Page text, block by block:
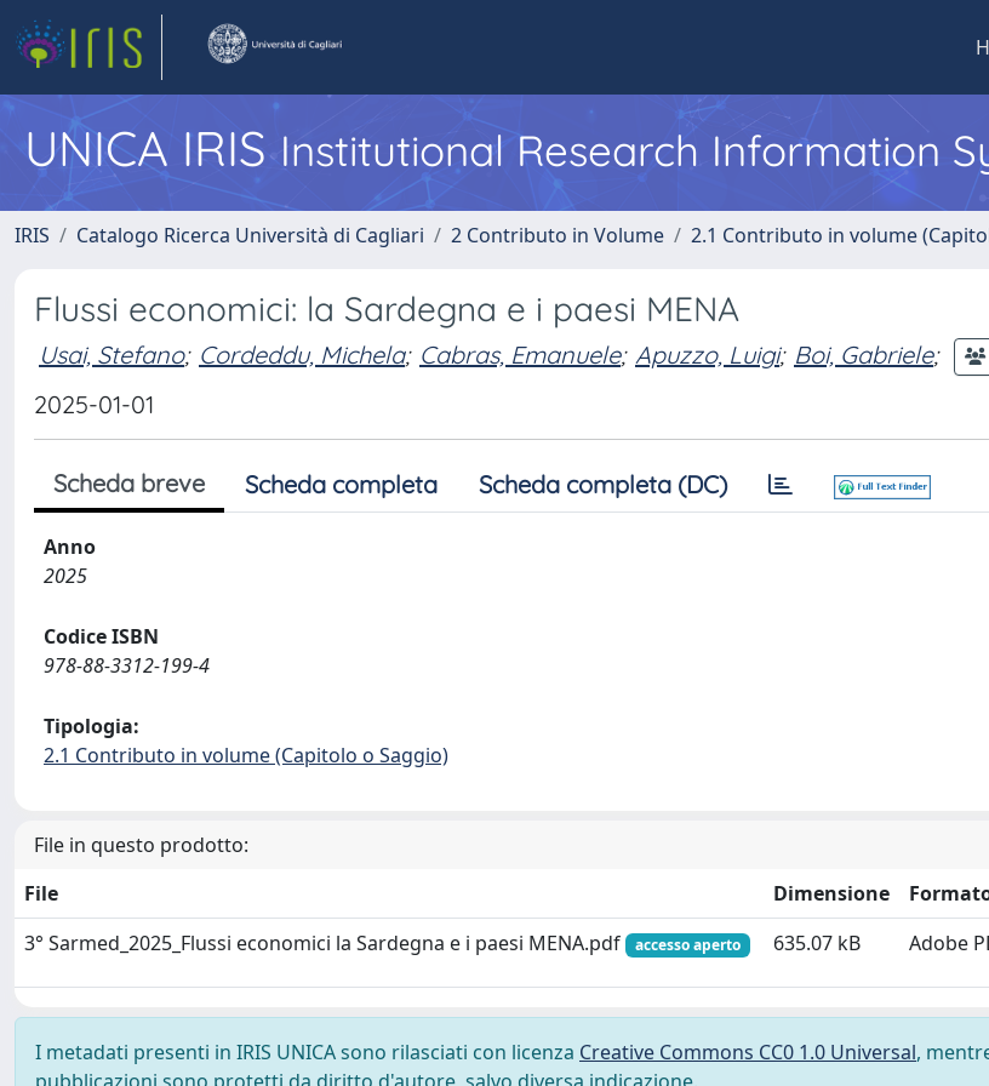
UNICA IRISInstitutional Research Information
IRIS Catalogo Ricerca Università di Cagliari 2 Contributo in Volume 2.1 Contributo in volume
Flussi economici: la Sardegna e i paesi MENA
Usai, Stefano; Cordeddu, Michela; Cabras, Emanuele; Apuzzo, Luigi; Boi, Gabriele;
2025-01-01
Scheda breve Scheda completa Scheda completa (DC)
Anno
2025
Codice ISBN
978-88-3312-199-4
Tipologia:
2.1 Contributo in volume (Capitolo o Saggio)
File in questo prodotto:
File
Dimensione
3° Sarmed_2025_Flussi economici la Sardegna e i paesi MENA.pdf
accesso aperto 635.07 kB Adobe
I metadati presenti in IRIS UNICA sono rilasciati con licenza Creative Commons CC0 1.0 Universal,